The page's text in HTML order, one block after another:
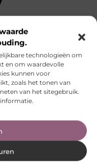
technologieën om
en om waardevolle
kunnen voor
zoals het tonen van
van het sitegebruik.